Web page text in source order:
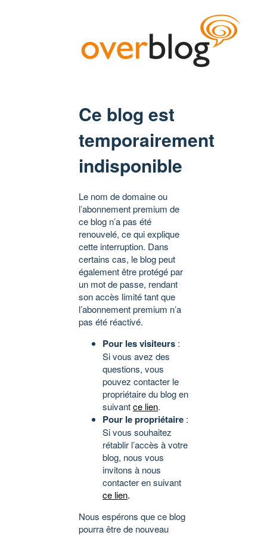
Ce blog est
temporairement
indisponible
Le nom de domaine ou
l’abonnement premium de
ce blog n’a pas été
renouvelé, ce qui explique
cette interruption. Dans
certains cas, le blog peut
également être protégé par
un mot de passe, rendant
son accès limité tant que
l’abonnement premium n’a
pas été réactivé.
Pour les visiteurs :
Si vous avez des
questions, vous
pouvez contacter le
propriétaire du blog en
suivantce lien.
Pour le propriétaire :
Si vous souhaitez
rétablir l’accès à votre
blog, nous vous
invitons à nous
contacter en suivant
ce lien.
Nous espérons que ce blog
pourra être de nouveau